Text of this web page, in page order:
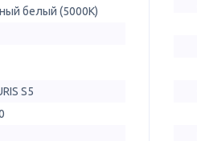
белый (5000К)
S5